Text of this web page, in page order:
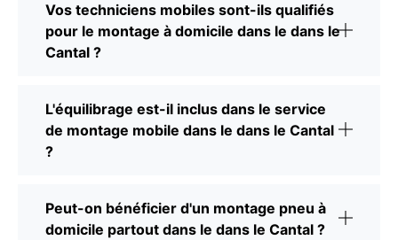
Vos techniciens mobiles sont-ils qualifiés
pour le montage à domicile dans le dans le
Cantal ?
L'équilibrage est-il inclus dans le service
de montage mobile dans le dans le Cantal
?
Peut-on bénéficier d'un montage pneu à
domicile partout dans le dans le Cantal ?